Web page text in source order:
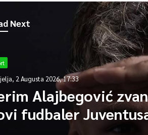
Next
2 Augusta 2026, 17:33
Alajbegović
fudbaler